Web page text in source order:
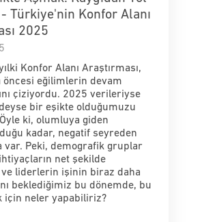
Türkiye'nin Konfor Alanı
2025
Konfor Alanı Araştırması,
öncesi eğilimlerin devam
çiziyordu. 2025 verileriyse
bir eşikte olduğumuzu
ki, olumluya giden
kadar, negatif seyreden
var. Peki, demografik gruplar
net şekilde
ve liderlerin işinin biraz daha
beklediğimiz bu dönemde, bu
için neler yapabiliriz?